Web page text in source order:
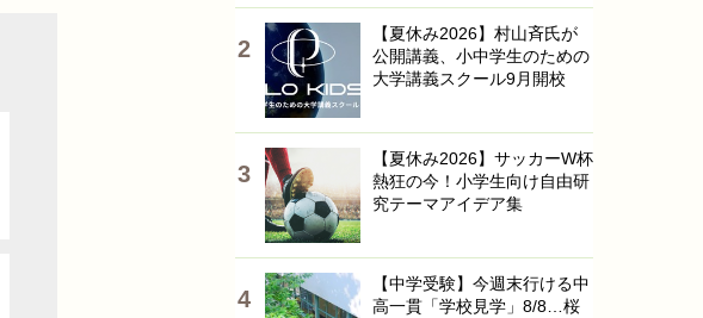
【夏休み2026】村山斉氏が
公開講義、小中学生のための
大学講義スクール9月開校
【夏休み2026】サッカーW杯
熱狂の今！小学生向け自由研
究テーマアイデア集
【中学受験】今週末行ける中
高一貫「学校見学」8/8…桜